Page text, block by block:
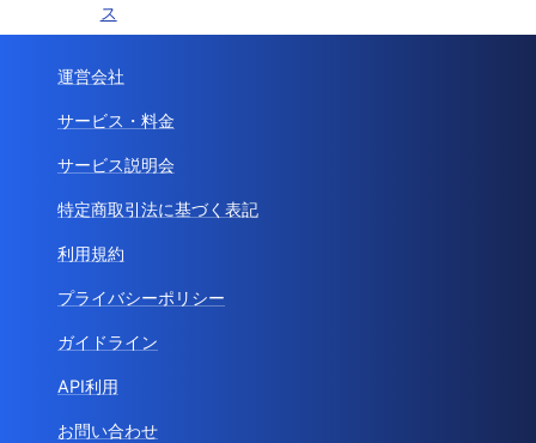
ス
運営会社
サービス・料金
サービス説明会
特定商取引法に基づく表記
利用規約
プライバシーポリシー
ガイドライン
API利用
お問い合わせ